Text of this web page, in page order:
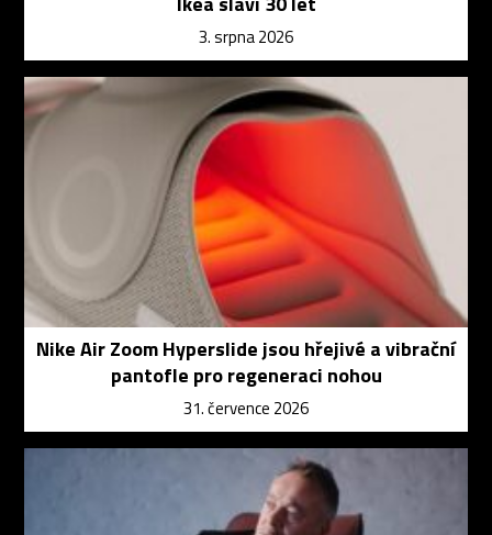
3. srpna 2026
Nike Air Zoom Hyperslide jsou hřejivé a vibrační
pantofle pro regeneraci nohou
31. července 2026